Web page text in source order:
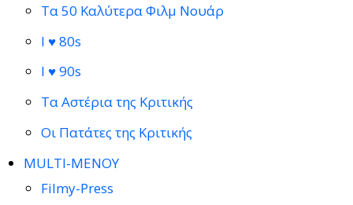
Τα 50 Καλύτερα Φιλμ Νουάρ
I ♥ 80s
I ♥ 90s
Τα Αστέρια της Κριτικής
Οι Πατάτες της Κριτικής
MULTI-ΜΕΝΟΥ
Filmy-Press